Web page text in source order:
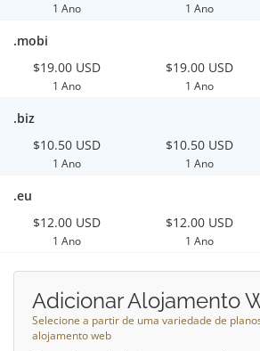
1 Ano 1 Ano
.mobi
$19.00 USD
1 Ano
$19.00 USD
1 Ano
.biz
$10.50 USD
1 Ano
$10.50 USD
1 Ano
.eu
$12.00 USD
1 Ano
$12.00 USD
1 Ano
Adicionar Alojamento
Selecione a partir de uma variedade de
alojamento web